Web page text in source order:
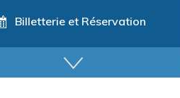
Horaires espace détente